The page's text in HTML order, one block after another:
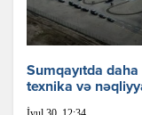
Sumqayıtda
texnika və